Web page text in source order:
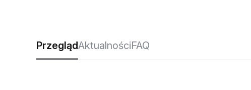
PrzeglądAktualnościFAQ